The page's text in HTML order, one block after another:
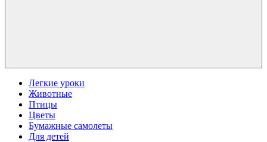
Легкие уроки
Животные
Птицы
Цветы
Бумажные самолеты
Для детей